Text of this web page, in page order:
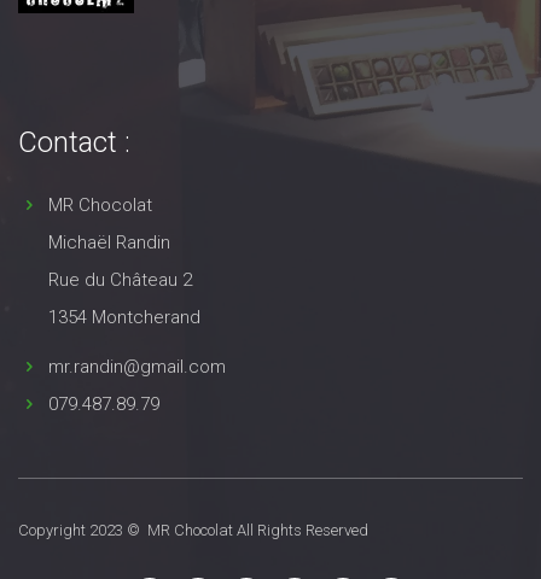
Contact :
MR Chocolat
Michaël Randin
Rue du Château 2
1354 Montcherand
mr.randin@gmail.com
079.487.89.79
Copyright 2023 © MR Chocolat All Rights Reserved